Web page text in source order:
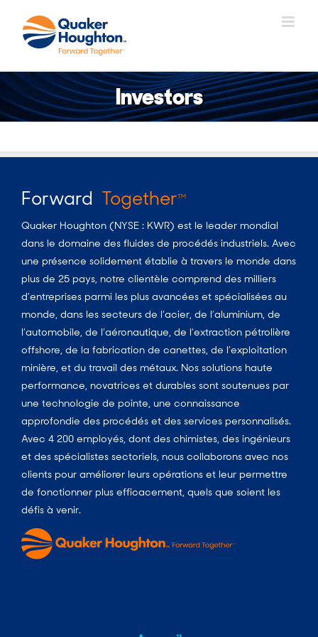
content
Investors
Forward TogetherTM
Quaker Houghton (NYSE : KWR) est le leader mondial
dans le domaine des fluides de procédés industriels. Avec
une présence solidement établie à travers le monde dans
plus de 25 pays, notre clientèle comprend des milliers
d’entreprises parmi les plus avancées et spécialisées au
monde, dans les secteurs de l’acier, de l’aluminium, de
l’automobile, de l’aéronautique, de l’extraction pétrolière
offshore, de la fabrication de canettes, de l’exploitation
minière, et du travail des métaux. Nos solutions haute
performance, novatrices et durables sont soutenues par
une technologie de pointe, une connaissance
approfondie des procédés et des services personnalisés.
Avec 4 200 employés, dont des chimistes, des ingénieurs
et des spécialistes sectoriels, nous collaborons avec nos
clients pour améliorer leurs opérations et leur permettre
de fonctionner plus efficacement, quels que soient les
défis à venir.